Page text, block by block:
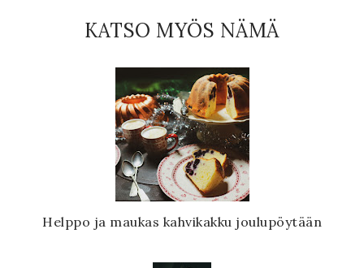
KATSO MYÖS NÄMÄ
Helppo ja maukas kahvikakku joulupöytään